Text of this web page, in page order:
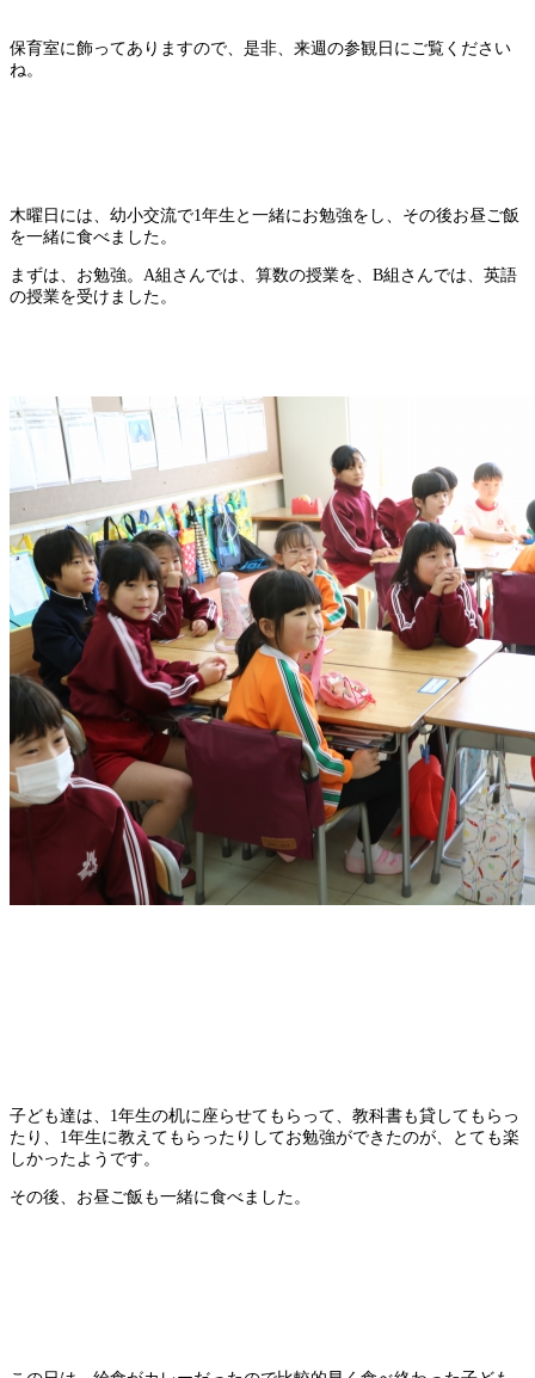
保育室に飾ってありますので、是非、来週の参観日にご覧ください
ね。
木曜日には、幼小交流で1年生と一緒にお勉強をし、その後お昼ご飯
を一緒に食べました。
まずは、お勉強。A組さんでは、算数の授業を、B組さんでは、英語
の授業を受けました。
子ども達は、1年生の机に座らせてもらって、教科書も貸してもらっ
たり、1年生に教えてもらったりしてお勉強ができたのが、とても楽
しかったようです。
その後、お昼ご飯も一緒に食べました。